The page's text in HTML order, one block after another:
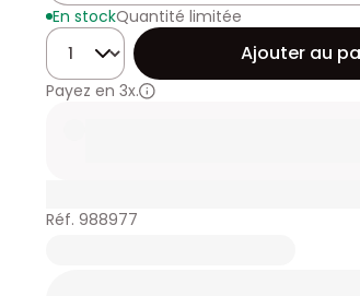
En stockQuantité limitée
Quantité
Ajouter au
Payez en 3x.
Réf. 988977